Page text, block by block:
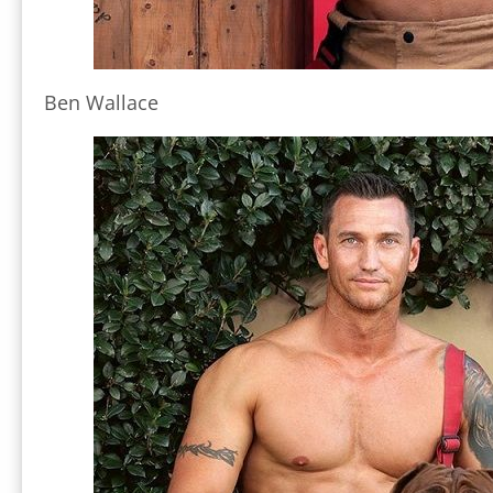
Ben Wallace